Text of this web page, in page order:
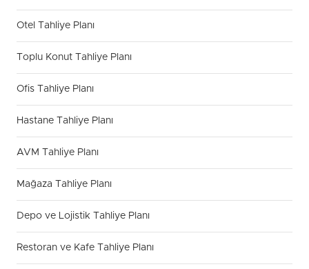
Otel Tahliye Planı
Toplu Konut Tahliye Planı
Ofis Tahliye Planı
Hastane Tahliye Planı
AVM Tahliye Planı
Mağaza Tahliye Planı
Depo ve Lojistik Tahliye Planı
Restoran ve Kafe Tahliye Planı